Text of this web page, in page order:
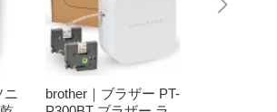
ニ
brother｜ブラザー PT-